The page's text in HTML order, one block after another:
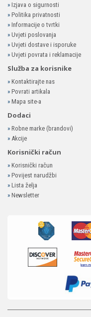
» Izjava o sigurnosti
» Politika privatnosti
» Informacije o tvrtki
» Uvjeti poslovanja
» Uvjeti dostave i isporuke
» Uvjeti povrata i reklamacije
Služba za korisnike
» Kontaktirajte nas
» Povrati artikala
» Mapa site-a
Dodaci
» Robne marke (brandovi)
» Akcije
Korisnički račun
» Korisnički račun
» Povijest narudžbi
» Lista želja
» Newsletter